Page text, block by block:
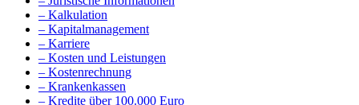
– Kalkulation
– Kapitalmanagement
– Karriere
– Kosten und Leistungen
– Kostenrechnung
– Krankenkassen
– Kredite über 100.000 Euro